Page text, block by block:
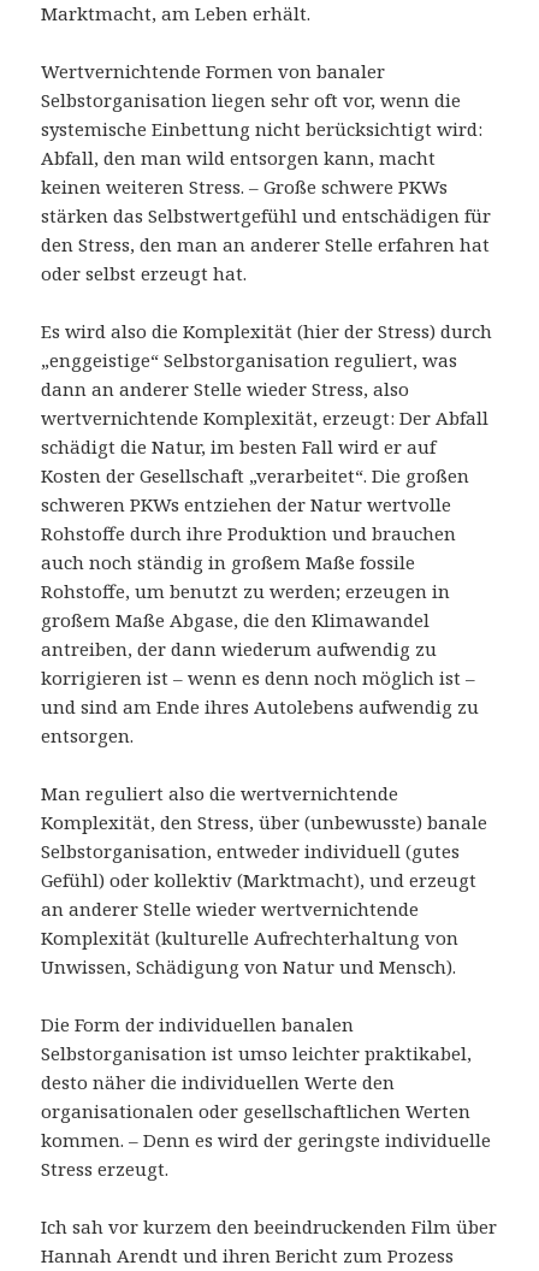
Marktmacht, am Leben erhält.
Wertvernichtende Formen von banaler
Selbstorganisation liegen sehr oft vor, wenn die
systemische Einbettung nicht berücksichtigt wird:
Abfall, den man wild entsorgen kann, macht
keinen weiteren Stress. – Große schwere PKWs
stärken das Selbstwertgefühl und entschädigen für
den Stress, den man an anderer Stelle erfahren hat
oder selbst erzeugt hat.
Es wird also die Komplexität (hier der Stress) durch
„enggeistige“ Selbstorganisation reguliert, was
dann an anderer Stelle wieder Stress, also
wertvernichtende Komplexität, erzeugt: Der Abfall
schädigt die Natur, im besten Fall wird er auf
Kosten der Gesellschaft „verarbeitet“. Die großen
schweren PKWs entziehen der Natur wertvolle
Rohstoffe durch ihre Produktion und brauchen
auch noch ständig in großem Maße fossile
Rohstoffe, um benutzt zu werden; erzeugen in
großem Maße Abgase, die den Klimawandel
antreiben, der dann wiederum aufwendig zu
korrigieren ist – wenn es denn noch möglich ist –
und sind am Ende ihres Autolebens aufwendig zu
entsorgen.
Man reguliert also die wertvernichtende
Komplexität, den Stress, über (unbewusste) banale
Selbstorganisation, entweder individuell (gutes
Gefühl) oder kollektiv (Marktmacht), und erzeugt
an anderer Stelle wieder wertvernichtende
Komplexität (kulturelle Aufrechterhaltung von
Unwissen, Schädigung von Natur und Mensch).
Die Form der individuellen banalen
Selbstorganisation ist umso leichter praktikabel,
desto näher die individuellen Werte den
organisationalen oder gesellschaftlichen Werten
kommen. – Denn es wird der geringste individuelle
Stress erzeugt.
Ich sah vor kurzem den beeindruckenden Film über
Hannah Arendt und ihren Bericht zum Prozess